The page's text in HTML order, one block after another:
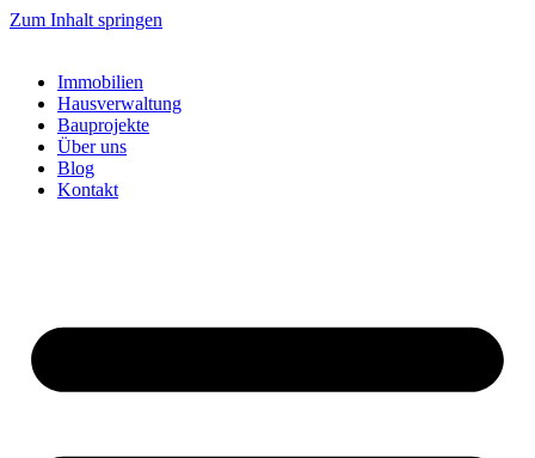
Zum Inhalt springen
Immobilien
Hausverwaltung
Bauprojekte
Über uns
Blog
Kontakt